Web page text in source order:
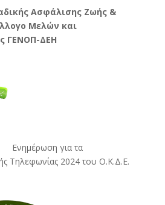
Ασφάλισης Ζωής &
Μελών και
ΓΕΝΟΠ-ΔΕΗ
Ενημέρωση για τα
Τηλεφωνίας 2024 του Ο.Κ.Δ.Ε.